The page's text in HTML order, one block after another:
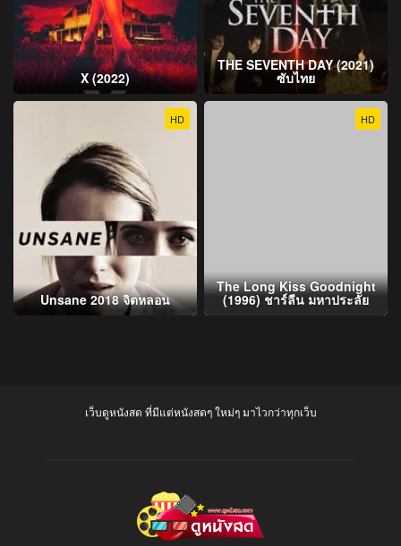
X (2022)
THE SEVENTH DAY (2021)
ซับไทย
HD
Unsane 2018 จิตหลอน
HD
The Long Kiss Goodnight
(1996) ชาร์ลีน มหาประลัย
เว็บดูหนังสด ที่มีแต่หนังสดๆ ใหม่ๆ มาไวกว่าทุกเว็บ